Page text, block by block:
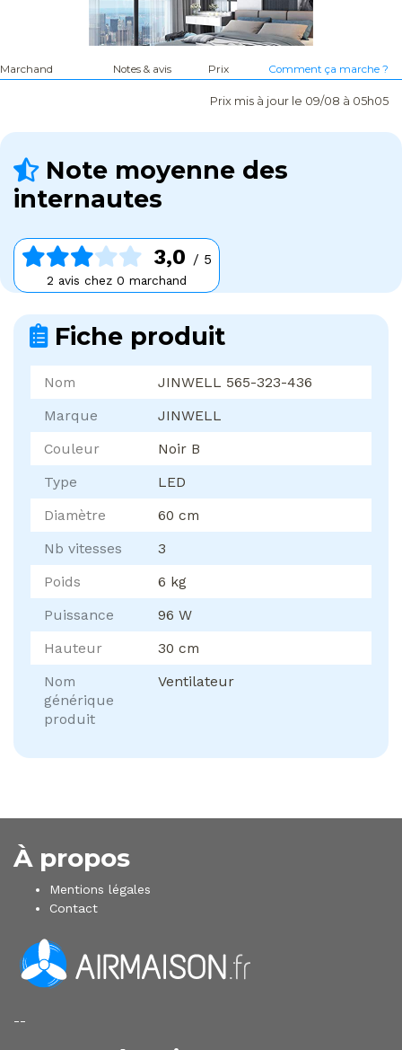
Marchand Notes & avis Prix Comment ça marche ?
Prix mis à jour le 09/08 à 05h05
Note moyenne des
internautes
3,0 / 5
2 avis chez 0 marchand
Fiche produit
Nom
JINWELL 565-323-436
Marque
JINWELL
Couleur
Noir B
Type
LED
Diamètre
60 cm
Nb vitesses
3
Poids
6 kg
Puissance
96 W
Hauteur
30 cm
Nom
générique
produit
Ventilateur
À propos
Mentions légales
Contact
--